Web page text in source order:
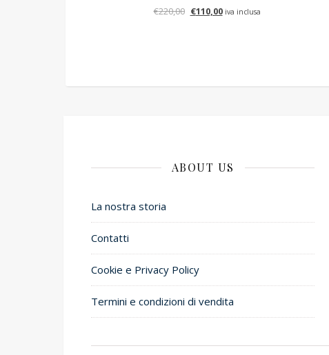
€220,00 Il prezzo originale era: €220,00.
€110,00Il prezzo attuale è: €110,00.
iva inclusa
ABOUT US
La nostra storia
Contatti
Cookie e Privacy Policy
Termini e condizioni di vendita